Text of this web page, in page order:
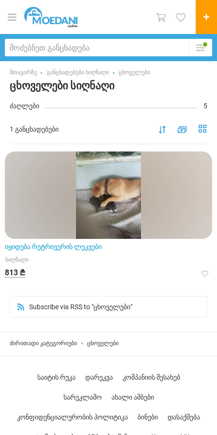
მთავარზე განცხადებები სიღნაღი ცხოველები
ცხოველები სიღნაღი
ძაღლები 5
1 განცხადებები
იყიდება რეტრივერის ლეკვები
სიღნაღი
813 ₾
Subscribe via RSS to "ცხოველები"
ძირითადი კატეგორიები ცხოველები
საიტის რუკა დარეკვა კომპანიის შესახებ
სარეკლამო ახალი ამბები
კონფიდენციალურობის პოლიტიკა ბინები დასაქმება